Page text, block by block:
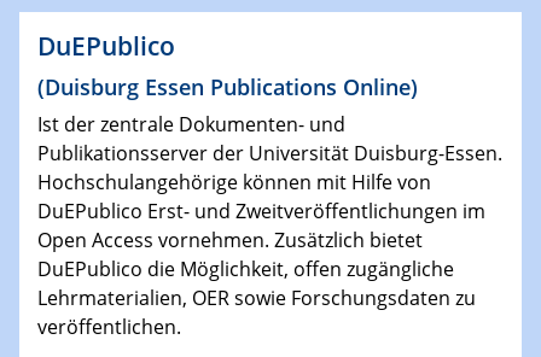
DuEPublico
(Duisburg Essen Publications Online)
Ist der zentrale Dokumenten- und
Publikationsserver der Universität Duisburg-Essen.
Hochschulangehörige können mit Hilfe von
DuEPublico Erst- und Zweitveröffentlichungen im
Open Access vornehmen. Zusätzlich bietet
DuEPublico die Möglichkeit, offen zugängliche
Lehrmaterialien, OER sowie Forschungsdaten zu
veröffentlichen.